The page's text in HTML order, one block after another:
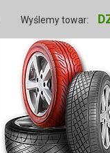
Wyślemy towar: